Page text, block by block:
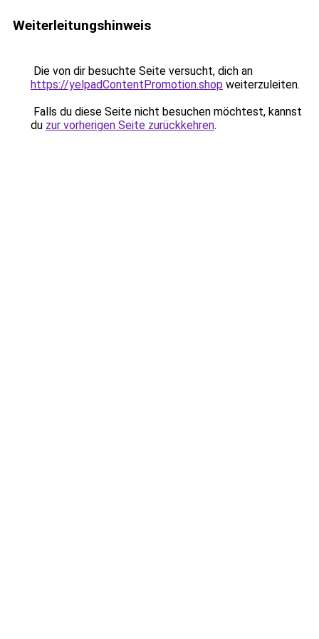
Weiterleitungshinweis
Die von dir besuchte Seite versucht, dich an
https://yelpadContentPromotion.shop weiterzuleiten.
Falls du diese Seite nicht besuchen möchtest, kannst
du zur vorherigen Seite zurückkehren.